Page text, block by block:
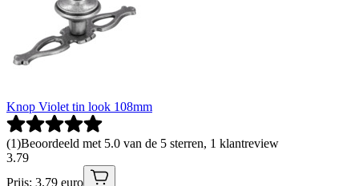
Knop Violet tin look 108mm
(1)Beoordeeld met 5.0 van de 5 sterren, 1 klantreview
3.79
Prijs: 3.79 euro